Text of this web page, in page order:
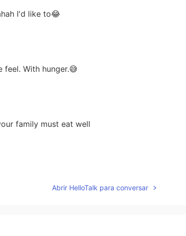
I'd like to😂
feel. With hunger.😅
family must eat well
Abrir HelloTalk para conversar